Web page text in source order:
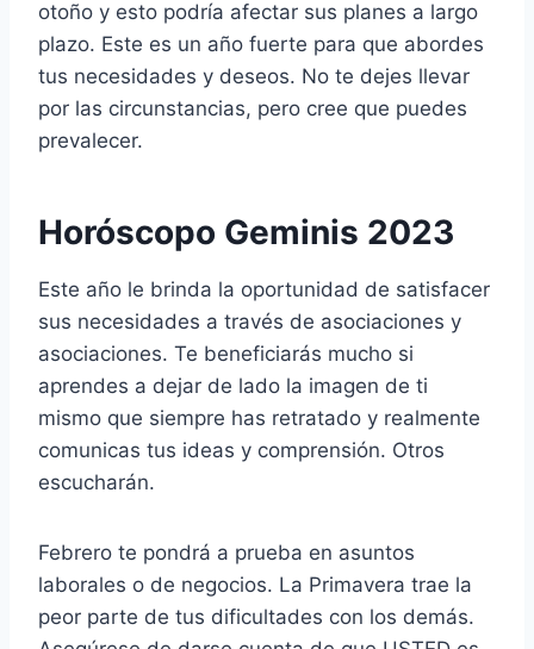
otoño y esto podría afectar sus planes a largo
plazo. Este es un año fuerte para que abordes
tus necesidades y deseos. No te dejes llevar
por las circunstancias, pero cree que puedes
prevalecer.
Horóscopo Geminis 2023
Este año le brinda la oportunidad de satisfacer
sus necesidades a través de asociaciones y
asociaciones. Te beneficiarás mucho si
aprendes a dejar de lado la imagen de ti
mismo que siempre has retratado y realmente
comunicas tus ideas y comprensión. Otros
escucharán.
Febrero te pondrá a prueba en asuntos
laborales o de negocios. La Primavera trae la
peor parte de tus dificultades con los demás.